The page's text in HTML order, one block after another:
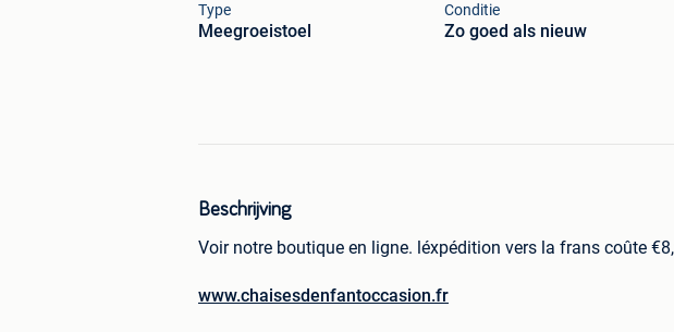
Type
Meegroeistoel
Conditie
Zo goed als nieuw
Beschrijving
Voir notre boutique en ligne. léxpédition vers la frans coûte
www.chaisesdenfantoccasion.fr